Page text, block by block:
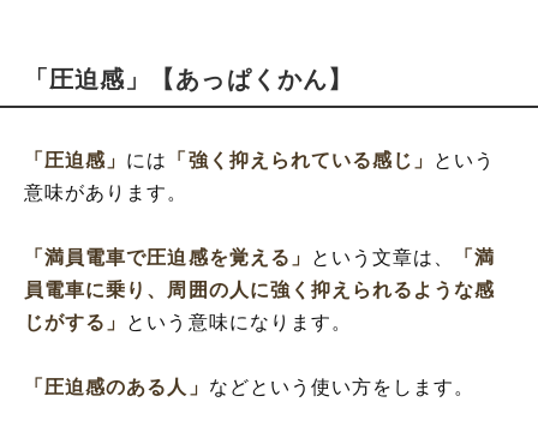
「圧迫感」【あっぱくかん】
「圧迫感」 には 「強く抑えられている感じ」 という
意味があります。
「満員電車で圧迫感を覚える」 という文章は、
「満
員電車に乗り、周囲の人に強く抑えられるような感
じがする」 という意味になります。
「圧迫感のある人」 などという使い方をします。